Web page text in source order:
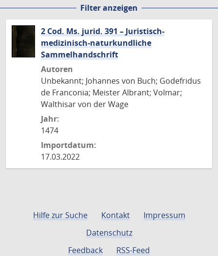
Filter anzeigen
2 Cod. Ms. jurid. 391 – Juristisch-
medizinisch-naturkundliche
Sammelhandschrift
Autoren
Unbekannt; Johannes von Buch; Godefridus
de Franconia; Meister Albrant; Volmar;
Walthisar von der Wage
Jahr:
1474
Importdatum:
17.03.2022
Hilfe zur Suche Kontakt
Impressum
Datenschutz
Feedback
RSS-Feed